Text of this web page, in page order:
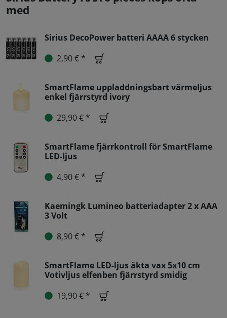
med
Sirius DecoPower batteri AAAA 6 stycken
2,90 € *
SmartFlame uppladdningsbart värmeljus
enkel fjärrstyrd ivory
29,90 € *
SmartFlame fjärrkontroll för SmartFlame
LED-ljus
4,90 € *
Kaemingk Lumineo batteriadapter 2 x AAA
3 Volt
8,90 € *
SmartFlame LED-ljus äkta vax 5x10 cm
Votivljus elfenben fjärrstyrd smidig
19,90 € *